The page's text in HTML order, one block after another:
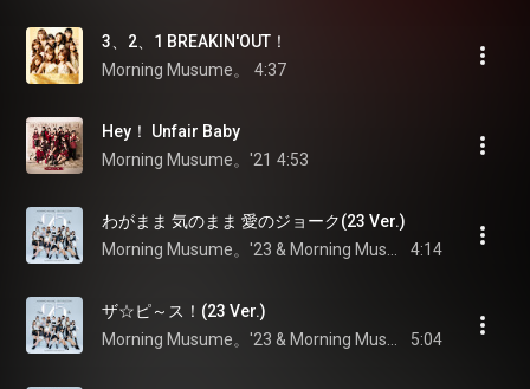
3、2、1 BREAKIN'OUT！
Morning Musume。
4:37
Hey！ Unfair Baby
Morning Musume。'21 4:53
わがまま 気のまま 愛のジョーク(23 Ver.)
4:14
ザ☆ピ～ス！(23 Ver.)
5:04